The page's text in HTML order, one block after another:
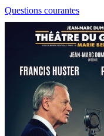
Questions courantes